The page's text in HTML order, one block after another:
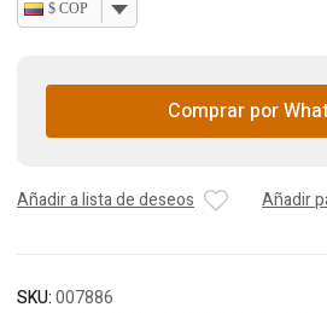
$ COP
Comprar por
Añadir a lista de deseos Añadir
SKU:007886